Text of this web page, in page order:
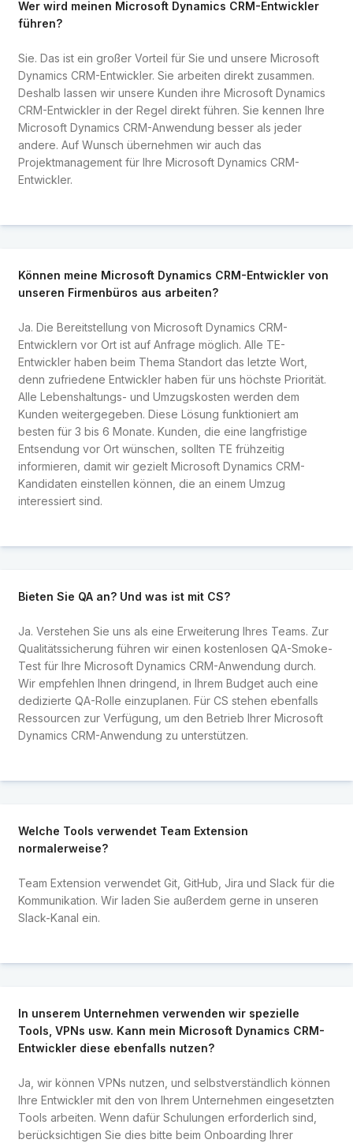
Wer wird meinen Microsoft Dynamics CRM-Entwickler
führen?
Sie. Das ist ein großer Vorteil für Sie und unsere Microsoft
Dynamics CRM-Entwickler. Sie arbeiten direkt zusammen.
Deshalb lassen wir unsere Kunden ihre Microsoft Dynamics
CRM-Entwickler in der Regel direkt führen. Sie kennen Ihre
Microsoft Dynamics CRM-Anwendung besser als jeder
andere. Auf Wunsch übernehmen wir auch das
Projektmanagement für Ihre Microsoft Dynamics CRM-
Entwickler.
Können meine Microsoft Dynamics CRM-Entwickler von
unseren Firmenbüros aus arbeiten?
Ja. Die Bereitstellung von Microsoft Dynamics CRM-
Entwicklern vor Ort ist auf Anfrage möglich. Alle TE-
Entwickler haben beim Thema Standort das letzte Wort,
denn zufriedene Entwickler haben für uns höchste Priorität.
Alle Lebenshaltungs- und Umzugskosten werden dem
Kunden weitergegeben. Diese Lösung funktioniert am
besten für 3 bis 6 Monate. Kunden, die eine langfristige
Entsendung vor Ort wünschen, sollten TE frühzeitig
informieren, damit wir gezielt Microsoft Dynamics CRM-
Kandidaten einstellen können, die an einem Umzug
interessiert sind.
Bieten Sie QA an? Und was ist mit CS?
Ja. Verstehen Sie uns als eine Erweiterung Ihres Teams. Zur
Qualitätssicherung führen wir einen kostenlosen QA-Smoke-
Test für Ihre Microsoft Dynamics CRM-Anwendung durch.
Wir empfehlen Ihnen dringend, in Ihrem Budget auch eine
dedizierte QA-Rolle einzuplanen. Für CS stehen ebenfalls
Ressourcen zur Verfügung, um den Betrieb Ihrer Microsoft
Dynamics CRM-Anwendung zu unterstützen.
Welche Tools verwendet Team Extension
normalerweise?
Team Extension verwendet Git, GitHub, Jira und Slack für die
Kommunikation. Wir laden Sie außerdem gerne in unseren
Slack-Kanal ein.
In unserem Unternehmen verwenden wir spezielle
Tools, VPNs usw. Kann mein Microsoft Dynamics CRM-
Entwickler diese ebenfalls nutzen?
Ja, wir können VPNs nutzen, und selbstverständlich können
Ihre Entwickler mit den von Ihrem Unternehmen eingesetzten
Tools arbeiten. Wenn dafür Schulungen erforderlich sind,
berücksichtigen Sie dies bitte beim Onboarding Ihrer